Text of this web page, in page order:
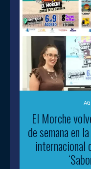
El Morche
de semana en
internacional